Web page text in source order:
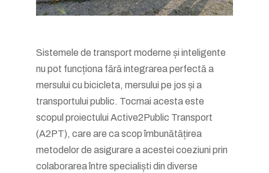
Sistemele de transport moderne și inteligente
nu pot funcționa fără integrarea perfectă a
mersului cu bicicleta, mersului pe jos și a
transportului public. Tocmai acesta este
scopul proiectului Active2Public Transport
(A2PT), care are ca scop îmbunătățirea
metodelor de asigurare a acestei coeziuni prin
colaborarea între specialiști din diverse